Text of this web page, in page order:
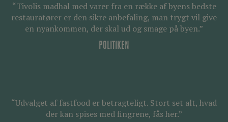
“Tivolis madhal med varer fra en række af byens bedste
restauratører er den sikre anbefaling, man trygt vil give
en nyankommen, der skal ud og smage på byen.”
POLITIKEN
“Udvalget af fastfood er betragteligt. Stort set alt, hvad
der kan spises med fingrene, fås her.”